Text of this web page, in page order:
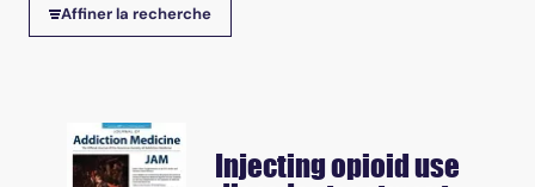
Affiner la recherche
Injecting opioid use